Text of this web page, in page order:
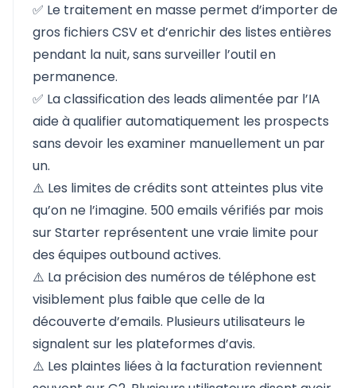
✅ Le traitement en masse permet d’importer de
gros fichiers CSV et d’enrichir des listes entières
pendant la nuit, sans surveiller l’outil en
permanence.
✅ La classification des leads alimentée par l’IA
aide à qualifier automatiquement les prospects
sans devoir les examiner manuellement un par
un.
⚠️ Les limites de crédits sont atteintes plus vite
qu’on ne l’imagine. 500 emails vérifiés par mois
sur Starter représentent une vraie limite pour
des équipes outbound actives.
⚠️ La précision des numéros de téléphone est
visiblement plus faible que celle de la
découverte d’emails. Plusieurs utilisateurs le
signalent sur les plateformes d’avis.
⚠️ Les plaintes liées à la facturation reviennent